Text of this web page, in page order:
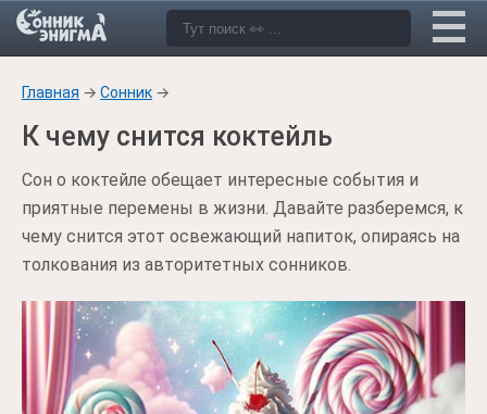
Главная → Сонник →
К чему снится коктейль
Сон о коктейле обещает интересные события и
приятные перемены в жизни. Давайте разберемся, к
чему снится этот освежающий напиток, опираясь на
толкования из авторитетных сонников.